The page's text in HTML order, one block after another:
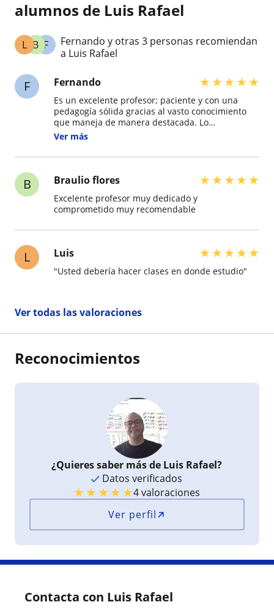
alumnos de Luis Rafael
F
B
L
Fernando y otras 3 personas recomiendan
a Luis Rafael
F Fernando ★★★★★
Es un excelente profesor; paciente y con una
pedagogía sólida gracias al vasto conocimiento
que maneja de manera destacada. Lo
recomendaría totalmente para tomar sus clases;
profesor en cualquier cátedra universitaria del
Ver más
B Braulio flores ★★★★★
Excelente profesor muy dedicado y
comprometido muy recomendable
L Luis ★★★★★
"Usted debería hacer clases en donde estudio"
Ver todas las valoraciones
Reconocimientos
¿Quieres saber más de Luis Rafael?
Datos verificados
★★★★★4 valoraciones
Ver perfil
Contacta con Luis Rafael